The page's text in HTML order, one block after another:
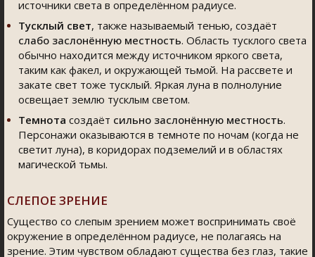
источники света в определённом радиусе.
Тусклый свет, также называемый тенью, создаёт
слабо заслонённую местность. Область тусклого света
обычно находится между источником яркого света,
таким как факел, и окружающей тьмой. На рассвете и
закате свет тоже тусклый. Яркая луна в полнолуние
освещает землю тусклым светом.
Темнота создаёт сильно заслонённую местность.
Персонажи оказываются в темноте по ночам (когда не
светит луна), в коридорах подземелий и в областях
магической тьмы.
СЛЕПОЕ ЗРЕНИЕ
Существо со слепым зрением может воспринимать своё
окружение в определённом радиусе, не полагаясь на
зрение. Этим чувством обладают существа без глаз, такие